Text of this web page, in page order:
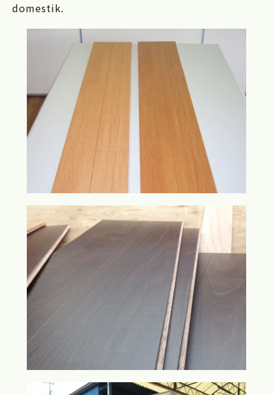
domestik.